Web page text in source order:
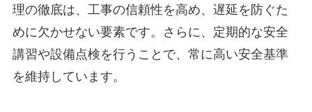
理の徹底は、工事の信頼性を高め、遅延を防ぐた
めに欠かせない要素です。さらに、定期的な安全
講習や設備点検を行うことで、常に高い安全基準
を維持しています。